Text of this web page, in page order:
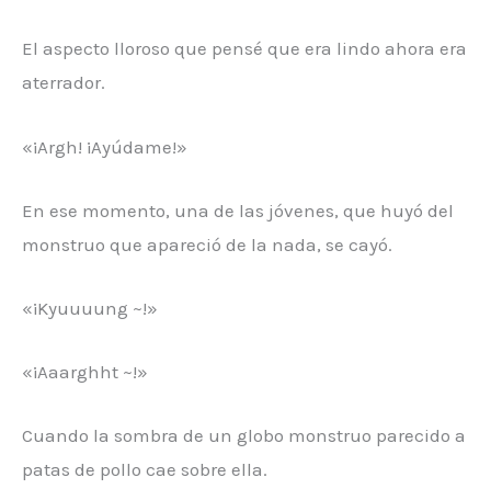
El aspecto lloroso que pensé que era lindo ahora era
aterrador.
«¡Argh! ¡Ayúdame!»
En ese momento, una de las jóvenes, que huyó del
monstruo que apareció de la nada, se cayó.
«¡Kyuuuung ~!»
«¡Aaarghht ~!»
Cuando la sombra de un globo monstruo parecido a
patas de pollo cae sobre ella.